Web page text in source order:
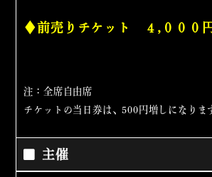
♦前売りチケット ４,０００円
注：全席自由席
チケットの当日券は、500円増しになりま
主催